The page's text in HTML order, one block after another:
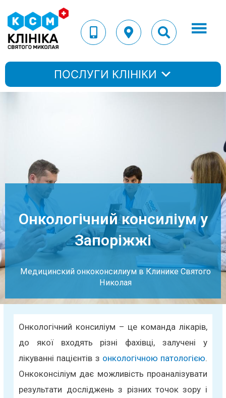
ПОСЛУГИ КЛІНІКИ
Онкологічний консиліум у
Запоріжжі
Медицинский онкоконсилиум в Клинике Святого
Николая
Онкологічний консиліум – це команда лікарів,
до якої входять різні фахівці, залучені у
лікуванні пацієнтів з онкологічною патологією.
Онкоконсіліум дає можливість проаналізувати
результати досліджень з різних точок зору і